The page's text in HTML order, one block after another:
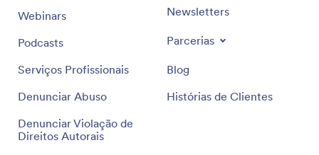
Webinars
Podcasts
Serviços Profissionais
Denunciar Abuso
Denunciar Violação de
Direitos Autorais
Newsletters
Parcerias
Blog
Histórias de Clientes